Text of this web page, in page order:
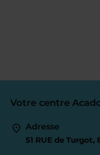
Votre centre
Adresse
51 RUE de